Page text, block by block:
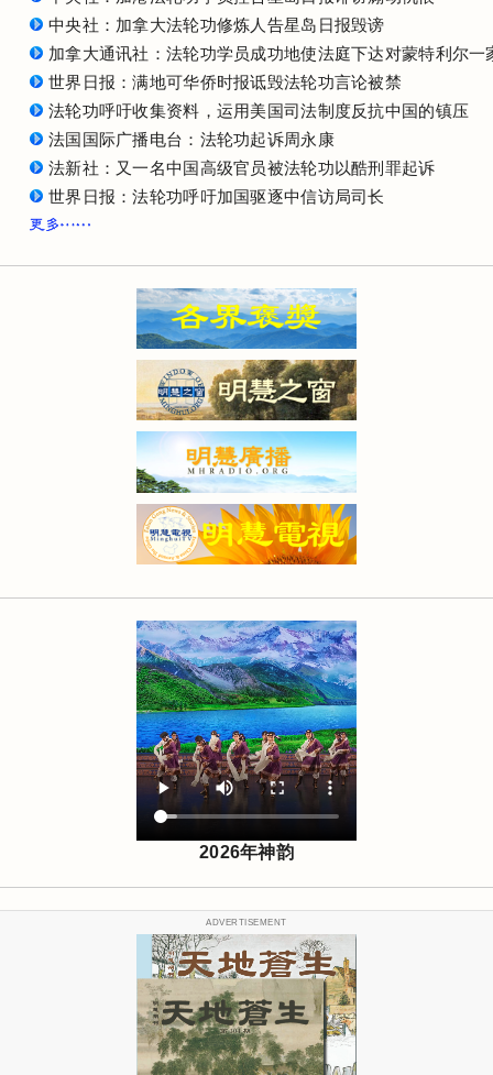
中央社：加拿大法轮功修炼人告星岛日报毁谤
加拿大通讯社：法轮功学员成功地使法庭下达对蒙特利尔一
世界日报：满地可华侨时报诋毁法轮功言论被禁
法轮功呼吁收集资料，运用美国司法制度反抗中国的镇压
法国国际广播电台：法轮功起诉周永康
法新社：又一名中国高级官员被法轮功以酷刑罪起诉
世界日报：法轮功呼吁加国驱逐中信访局司长
2026年神韵
ADVERTISEMENT